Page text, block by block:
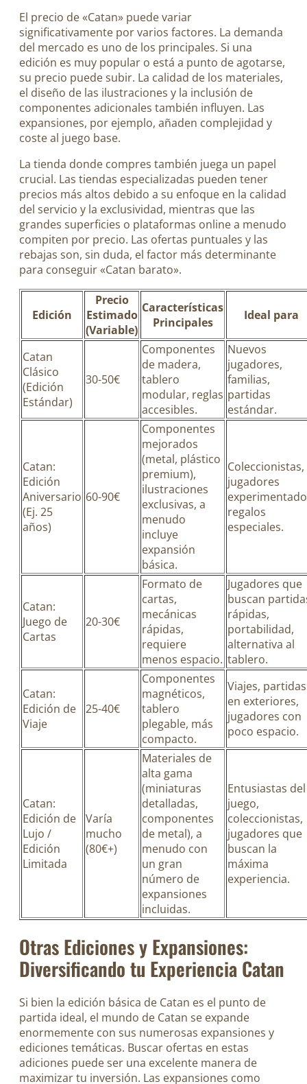
El precio de «Catan» puede variar
significativamente por varios factores. La demanda
del mercado es uno de los principales. Si una
edición es muy popular o está a punto de agotarse,
su precio puede subir. La calidad de los materiales,
el diseño de las ilustraciones y la inclusión de
componentes adicionales también influyen. Las
expansiones, por ejemplo, añaden complejidad y
coste al juego base.
La tienda donde compres también juega un papel
crucial. Las tiendas especializadas pueden tener
precios más altos debido a su enfoque en la calidad
del servicio y la exclusividad, mientras que las
grandes superficies o plataformas online a menudo
compiten por precio. Las ofertas puntuales y las
rebajas son, sin duda, el factor más determinante
para conseguir «Catan barato».
Edición
Precio
Estimado
(Variable)
Características
Principales
Ideal para
Catan
Clásico
(Edición
Estándar)
30-50€
Componentes
de madera,
tablero
modular, reglas
accesibles.
Nuevos
jugadores,
familias,
partidas
estándar.
Catan:
Edición
Aniversario
(Ej. 25
años)
60-90€
Componentes
mejorados
(metal, plástico
premium),
ilustraciones
exclusivas, a
menudo
incluye
expansión
básica.
Coleccionistas,
jugadores
regalos
especiales.
Catan:
Juego de
Cartas
20-30€
Formato de
cartas,
mecánicas
rápidas,
requiere
menos espacio.
Jugadores que
buscan
rápidas,
portabilidad,
alternativa al
tablero.
Catan:
Edición de
Viaje
25-40€
Componentes
magnéticos,
tablero
plegable, más
compacto.
Viajes, partidas
en exteriores,
jugadores con
poco espacio.
Catan:
Edición de
Lujo /
Edición
Limitada
Varía
mucho
(80€+)
Materiales de
alta gama
(miniaturas
detalladas,
componentes
de metal), a
menudo con
un gran
número de
expansiones
incluidas.
Entusiastas del
juego,
coleccionistas,
jugadores que
buscan la
máxima
experiencia.
Otras Ediciones y Expansiones:
Diversificando tu Experiencia Catan
Si bien la edición básica de Catan es el punto de
partida ideal, el mundo de Catan se expande
enormemente con sus numerosas expansiones y
ediciones temáticas. Buscar ofertas en estas
adiciones puede ser una excelente manera de
maximizar tu inversión. Las expansiones como